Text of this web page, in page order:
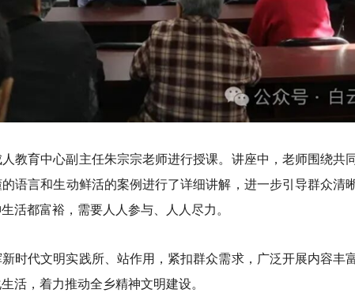
教育中心副主任朱宗宗老师进行授课。讲座中，老师围绕共
语言和生动鲜活的案例进行了详细讲解，进一步引导群众清
活都富裕，需要人人参与、人人尽力。
时代文明实践所、站作用，紧扣群众需求，广泛开展内容丰
活，着力推动全乡精神文明建设。